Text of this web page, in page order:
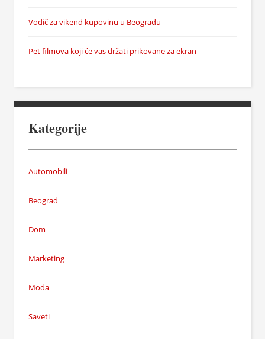
Vodič za vikend kupovinu u Beogradu
Pet filmova koji će vas držati prikovane za ekran
Kategorije
Automobili
Beograd
Dom
Marketing
Moda
Saveti